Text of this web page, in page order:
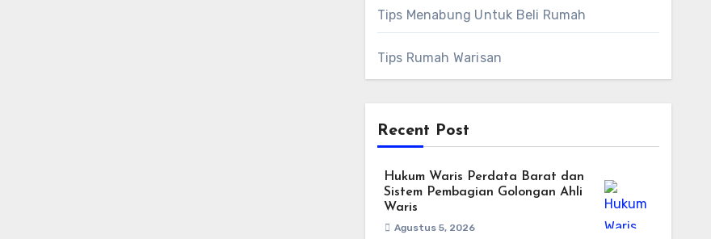
Tips Menabung Untuk Beli Rumah
Tips Rumah Warisan
Recent Post
Hukum Waris Perdata Barat dan
Sistem Pembagian Golongan Ahli
Waris
Agustus 5, 2026